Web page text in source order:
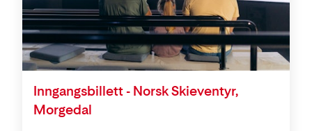
Inngangsbillett - Norsk Skieventyr,
Morgedal